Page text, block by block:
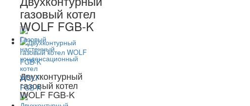
газовый котел
WOLF FGB-K
Двухконтурный
газовый котел
WOLF FGB-K